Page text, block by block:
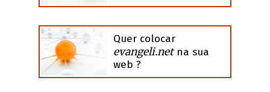
Quer colocar
evangeli.netna sua
web ?